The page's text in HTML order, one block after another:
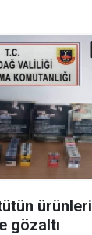
ürünleri
gözaltı